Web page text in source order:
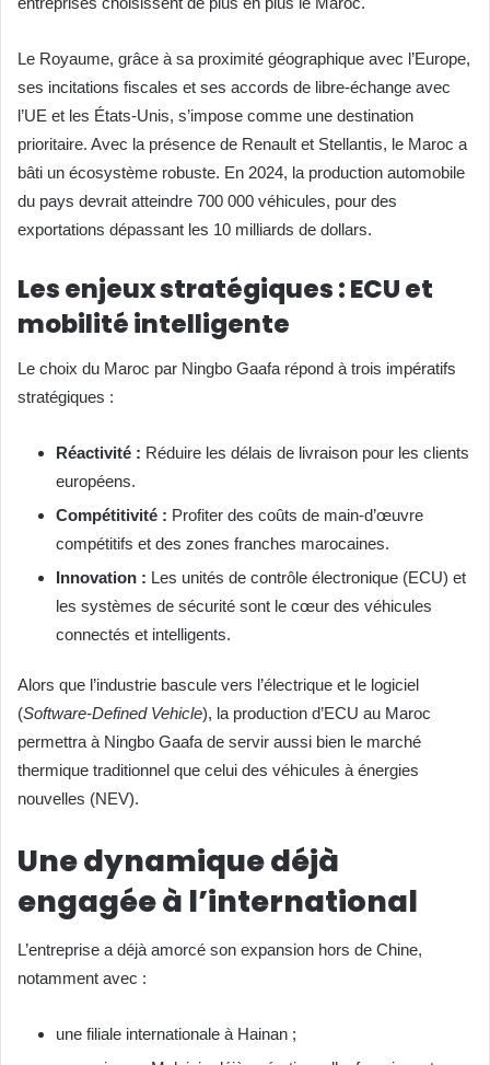
Le Royaume, grâce à sa proximité géographique avec l’Europe,
ses incitations fiscales et ses accords de libre-échange avec
l’UE et les États-Unis, s’impose comme une destination
prioritaire. Avec la présence de Renault et Stellantis, le Maroc a
bâti un écosystème robuste. En 2024, la production automobile
du pays devrait atteindre 700 000 véhicules, pour des
exportations dépassant les 10 milliards de dollars.
Les enjeux stratégiques : ECU et
mobilité intelligente
Le choix du Maroc par Ningbo Gaafa répond à trois impératifs
stratégiques :
Réactivité : Réduire les délais de livraison pour les clients
européens.
Compétitivité : Profiter des coûts de main-d’œuvre
compétitifs et des zones franches marocaines.
Innovation : Les unités de contrôle électronique (ECU) et
les systèmes de sécurité sont le cœur des véhicules
connectés et intelligents.
Alors que l’industrie bascule vers l’électrique et le logiciel
(Software-Defined Vehicle), la production d’ECU au Maroc
permettra à Ningbo Gaafa de servir aussi bien le marché
thermique traditionnel que celui des véhicules à énergies
nouvelles (NEV).
Une dynamique déjà
engagée à l’international
L’entreprise a déjà amorcé son expansion hors de Chine,
notamment avec :
une filiale internationale à Hainan ;